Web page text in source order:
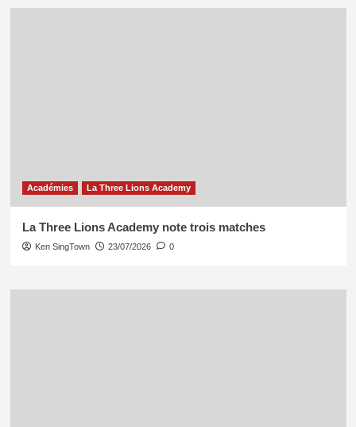
Académies La Three Lions Academy
La Three Lions Academy note trois matches
Ken SingTown 23/07/2026 0